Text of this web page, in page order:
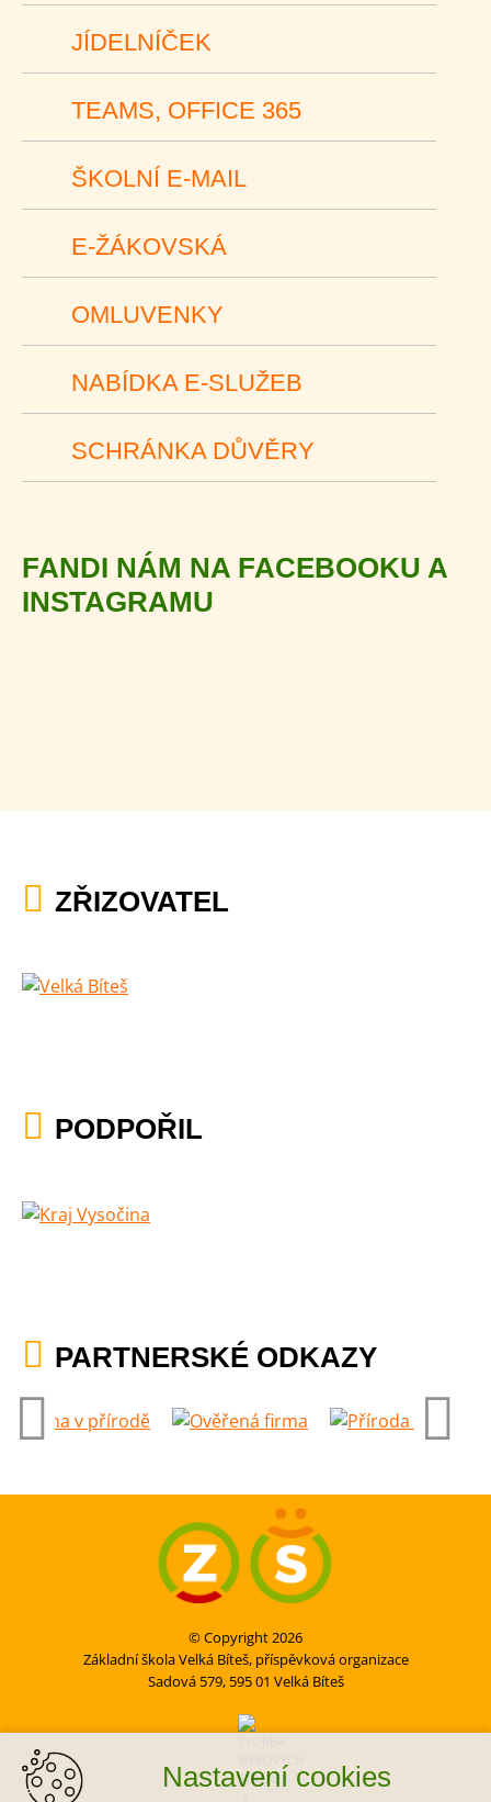
JÍDELNÍČEK
TEAMS, OFFICE 365
ŠKOLNÍ E-MAIL
E-ŽÁKOVSKÁ
OMLUVENKY
NABÍDKA E-SLUŽEB
SCHRÁNKA DŮVĚRY
FANDI NÁM NA FACEBOOKU A
INSTAGRAMU
ZŘIZOVATEL
PODPOŘIL
PARTNERSKÉ ODKAZY
© Copyright 2026
Základní škola Velká Bíteš, příspěvková organizace
Sadová 579, 595 01 Velká Bíteš
Nastavení cookies